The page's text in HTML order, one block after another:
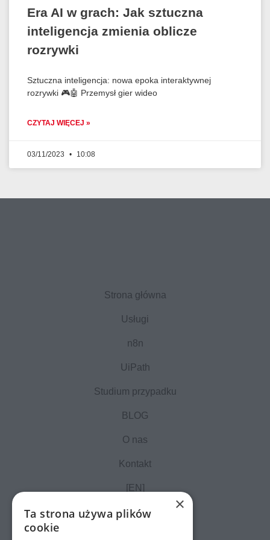
Era AI w grach: Jak sztuczna
inteligencja zmienia oblicze
rozrywki
Sztuczna inteligencja: nowa epoka interaktywnej
rozrywki 🎮🤖 Przemysł gier wideo
CZYTAJ WIĘCEJ »
03/11/2023 10:08
Strona główna
Usługi
n8n
UiPath
Studium przypadku
BLOG
O nas
Kontakt
[EN]
×
Ta strona używa plików
cookie